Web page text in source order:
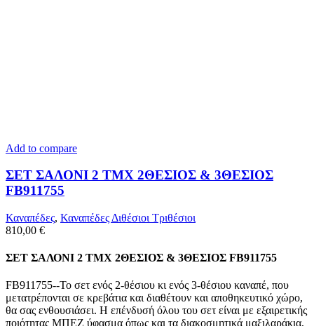
Add to compare
ΣΕΤ ΣΑΛΟΝΙ 2 TMX 2ΘΕΣΙΟΣ & 3ΘΕΣΙΟΣ
FB911755
Καναπέδες, Καναπέδες Διθέσιοι Τριθέσιοι
810,00 €
ΣΕΤ ΣΑΛΟΝΙ 2 TMX 2ΘΕΣΙΟΣ & 3ΘΕΣΙΟΣ FB911755
FB911755--Το σετ ενός 2-θέσιου κι ενός 3-θέσιου καναπέ, που
μετατρέπονται σε κρεβάτια και διαθέτουν και αποθηκευτικό χώρο,
θα σας ενθουσιάσει. Η επένδυσή όλου του σετ είναι με εξαιρετικής
ποιότητας ΜΠΕΖ ύφασμα όπως και τα διακοσμητικά μαξιλαράκια,